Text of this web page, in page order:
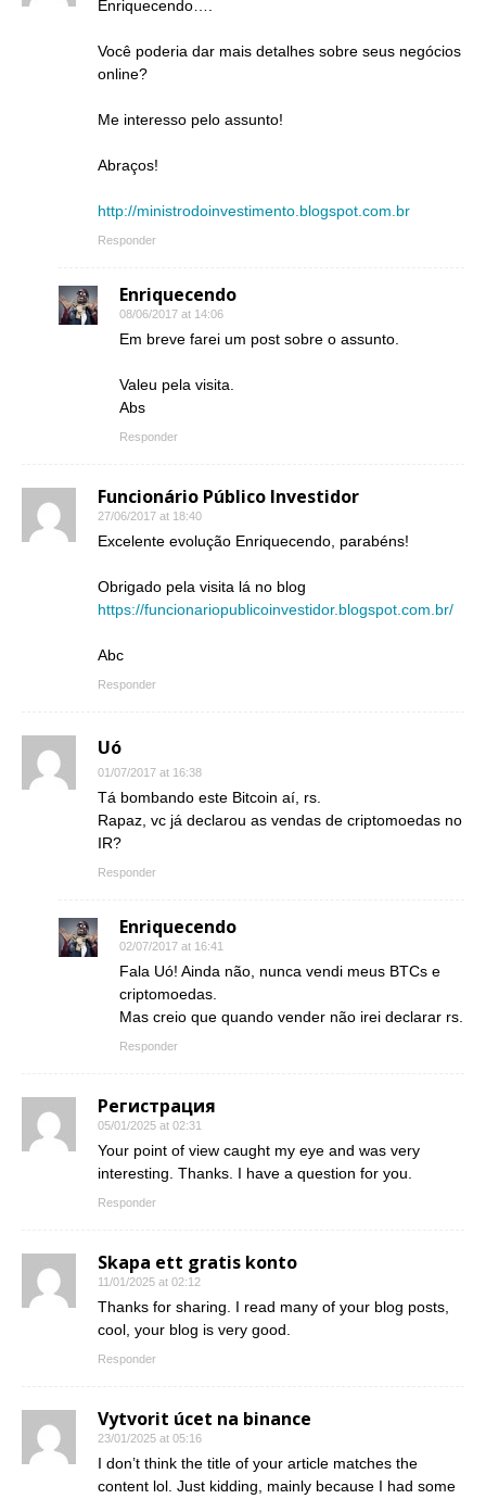
Enriquecendo….
Você poderia dar mais detalhes sobre seus negócios
online?
Me interesso pelo assunto!
Abraços!
http://ministrodoinvestimento.blogspot.com.br
Responder
Enriquecendo
08/06/2017 at 14:06
Em breve farei um post sobre o assunto.
Valeu pela visita.
Abs
Responder
Funcionário Público Investidor
27/06/2017 at 18:40
Excelente evolução Enriquecendo, parabéns!
Obrigado pela visita lá no blog
https://funcionariopublicoinvestidor.blogspot.com.br/
Abc
Responder
Uó
01/07/2017 at 16:38
Tá bombando este Bitcoin aí, rs.
Rapaz, vc já declarou as vendas de criptomoedas no
IR?
Responder
Enriquecendo
02/07/2017 at 16:41
Fala Uó! Ainda não, nunca vendi meus BTCs e
criptomoedas.
Mas creio que quando vender não irei declarar rs.
Responder
Регистрация
05/01/2025 at 02:31
Your point of view caught my eye and was very
interesting. Thanks. I have a question for you.
Responder
Skapa ett gratis konto
11/01/2025 at 02:12
Thanks for sharing. I read many of your blog posts,
cool, your blog is very good.
Responder
Vytvorit úcet na binance
23/01/2025 at 05:16
I don’t think the title of your article matches the
content lol. Just kidding, mainly because I had some